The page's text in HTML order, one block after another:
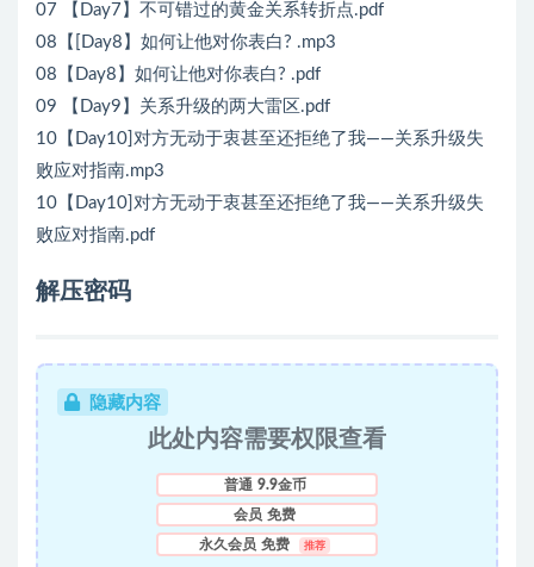
07 【Day7】不可错过的黄金关系转折点.pdf
08【[Day8】如何让他对你表白? .mp3
08【Day8】如何让他对你表白? .pdf
09 【Day9】关系升级的两大雷区.pdf
10【Day10]对方无动于衷甚至还拒绝了我——关系升级失
败应对指南.mp3
10【Day10]对方无动于衷甚至还拒绝了我——关系升级失
败应对指南.pdf
解压密码
隐藏内容
此处内容需要权限查看
普通 9.9金币
会员 免费
永久会员 免费 推荐